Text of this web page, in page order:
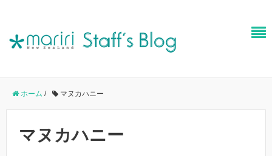
ホーム / マヌカハニー
マヌカハニー